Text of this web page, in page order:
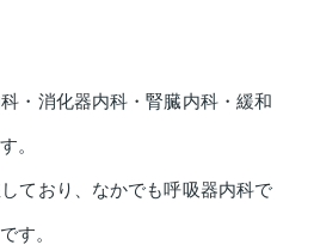
・消化器内科・腎臓内科・緩和
。
ており、なかでも呼吸器内科で
す。